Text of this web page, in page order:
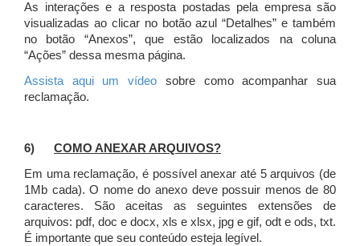
As interações e a resposta postadas pela empresa são
visualizadas ao clicar no botão azul “Detalhes” e também
no botão “Anexos”, que estão localizados na coluna
“Ações” dessa mesma página.
Assista aqui um vídeo sobre como acompanhar sua
reclamação.
6) COMO ANEXAR ARQUIVOS?
Em uma reclamação, é possível anexar até 5 arquivos (de
1Mb cada). O nome do anexo deve possuir menos de 80
caracteres. São aceitas as seguintes extensões de
arquivos: pdf, doc e docx, xls e xlsx, jpg e gif, odt e ods, txt.
É importante que seu conteúdo esteja legível.